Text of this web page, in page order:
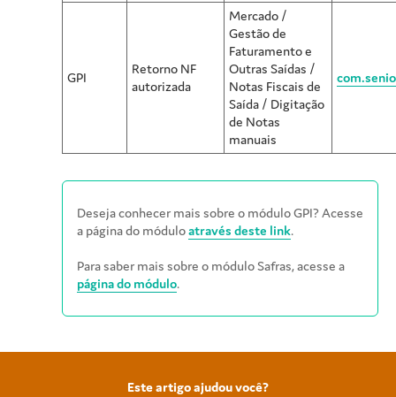
GPI
Retorno NF
autorizada
Mercado /
Gestão de
Faturamento e
Outras Saídas /
Notas Fiscais de
Saída / Digitação
de Notas
manuais
Deseja conhecer mais sobre o módulo GPI? Acesse
a página do móduloatravés deste link.
Para saber mais sobre o módulo Safras, acesse a
página do módulo.
Este artigo ajudou você?